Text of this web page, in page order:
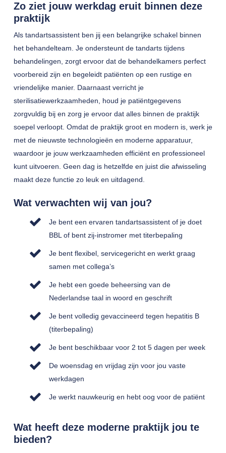
Zo ziet jouw werkdag eruit binnen deze
praktijk
Als tandartsassistent ben jij een belangrijke schakel binnen
het behandelteam. Je ondersteunt de tandarts tijdens
behandelingen, zorgt ervoor dat de behandelkamers perfect
voorbereid zijn en begeleidt patiënten op een rustige en
vriendelijke manier. Daarnaast verricht je
sterilisatiewerkzaamheden, houd je patiëntgegevens
zorgvuldig bij en zorg je ervoor dat alles binnen de praktijk
soepel verloopt. Omdat de praktijk groot en modern is, werk je
met de nieuwste technologieën en moderne apparatuur,
waardoor je jouw werkzaamheden efficiënt en professioneel
kunt uitvoeren. Geen dag is hetzelfde en juist die afwisseling
maakt deze functie zo leuk en uitdagend.
Wat verwachten wij van jou?
Je bent een ervaren tandartsassistent of je doet
BBL of bent zij-instromer met titerbepaling
Je bent flexibel, servicegericht en werkt graag
samen met collega’s
Je hebt een goede beheersing van de
Nederlandse taal in woord en geschrift
Je bent volledig gevaccineerd tegen hepatitis B
(titerbepaling)
Je bent beschikbaar voor 2 tot 5 dagen per week
De woensdag en vrijdag zijn voor jou vaste
werkdagen
Je werkt nauwkeurig en hebt oog voor de patiënt
Wat heeft deze moderne praktijk jou te
bieden?